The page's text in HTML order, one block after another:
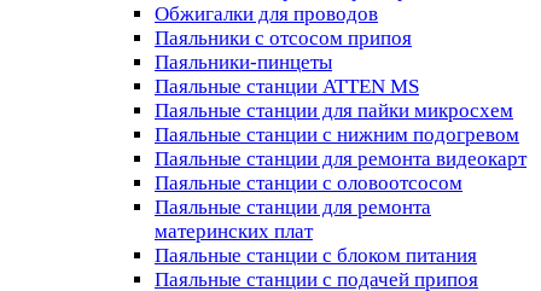
Обжигалки для проводов
Паяльники с отсосом припоя
Паяльники-пинцеты
Паяльные станции ATTEN MS
Паяльные станции для пайки микросхем
Паяльные станции с нижним подогревом
Паяльные станции для ремонта видеокарт
Паяльные станции с оловоотсосом
Паяльные станции для ремонта
материнских плат
Паяльные станции с блоком питания
Паяльные станции с подачей припоя